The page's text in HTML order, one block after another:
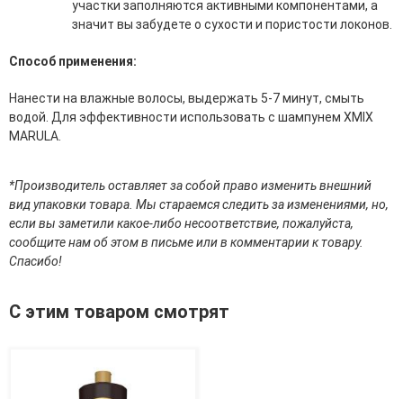
эссенции для лица
Уход для губ
Флюиды для лица
Для Тела
Автозагар для тела
Дезодоранты для тела
Защита от солнца для тела
Кремы для тела
Молочко для тела
Пены для ванны
Скрабы и пилинги для тела
участки заполняются активными компонентами, а
значит вы забудете о сухости и пористости локонов.
Способ применения:
Нанести на влажные волосы, выдержать 5-7 минут, смыть
водой. Для эффективности использовать с шампунем XMIX
MARULA.
*Производитель оставляет за собой право изменить внешний
вид упаковки товара. Мы стараемся следить за изменениями, но,
если вы заметили какое-либо несоответствие, пожалуйста,
сообщите нам об этом в письме или в комментарии к товару.
Спасибо!
С этим товаром смотрят